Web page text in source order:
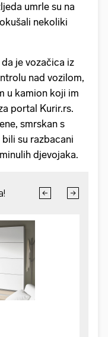
umrle su na
nekoliki
je vozačica iz
nad vozilom,
u kamion koji im
portal Kurir.rs.
smrskan s
su razbacani
djevojaka.